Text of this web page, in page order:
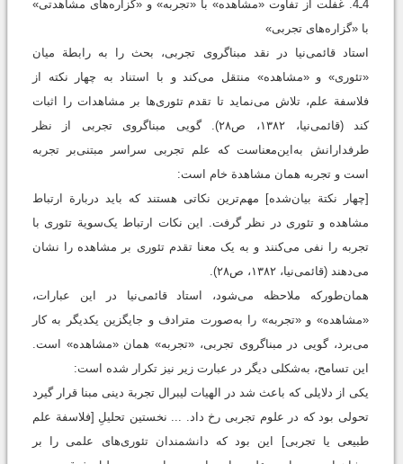
4ـ4. غفلت از تفاوت «مشاهده» با «تجربه» و «گزاره‌های مشاهدتی»
با «گزاره‌های تجربی»
استاد قائمی‌نیا در نقد مبناگروی تجربی، بحث را به رابطة میان
«تئوری» و «مشاهده» منتقل می‌کند و با استناد به چهار نکته از
فلاسفة علم، تلاش می‌نماید تا تقدم تئوری‌ها بر مشاهدات را اثبات
کند (قائمی‌نیا، ۱۳۸۲، ص۲۸). گویی مبناگروی تجربی از نظر
طرفدارانش به‌این‌معناست که علم تجربی سراسر مبتنی‌بر تجربه
است و تجربه همان مشاهدة خام است:
[چهار نکتة بیان‌شده] مهم‌ترین نکاتی هستند که باید دربارة ارتباط
مشاهده و تئوری در نظر گرفت. این نکات ارتباط یک‌سویة تئوری با
تجربه را نفی می‌کنند و به یک معنا تقدم تئوری بر مشاهده را نشان
می‌دهند (قائمی‌نیا، ۱۳۸۲، ص۲۸).
همان‌طورکه ملاحظه می‌شود، استاد قائمی‌نیا در این عبارات،
«مشاهده» و «تجربه» را به‌صورت مترادف و جایگزین یکدیگر به‌ کار
می‌برد، گویی در مبناگروی تجربی، «تجربه»‌ همان «مشاهده» است.
این تسامح، به‌شکلی دیگر در عبارت زیر نیز تکرار شده است:
یکی از دلایلی که باعث شد در الهیات لیبرال تجربة دینی مبنا قرار گیرد
تحولی بود که در علوم تجربی رخ داد. ... نخستین تحلیلِ [فلاسفة علم
طبیعی یا تجربی] این بود که دانشمندان تئوری‌های علمی را بر